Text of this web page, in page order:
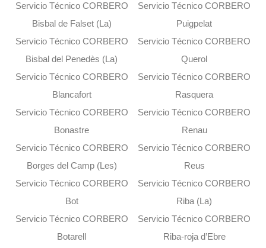
Servicio Técnico CORBERO
Bisbal de Falset (La)
Servicio Técnico CORBERO
Bisbal del Penedès (La)
Servicio Técnico CORBERO
Blancafort
Servicio Técnico CORBERO
Bonastre
Servicio Técnico CORBERO
Borges del Camp (Les)
Servicio Técnico CORBERO
Bot
Servicio Técnico CORBERO
Botarell
Servicio Técnico CORBERO
Puigpelat
Servicio Técnico CORBERO
Querol
Servicio Técnico CORBERO
Rasquera
Servicio Técnico CORBERO
Renau
Servicio Técnico CORBERO
Reus
Servicio Técnico CORBERO
Riba (La)
Servicio Técnico CORBERO
Riba-roja d’Ebre